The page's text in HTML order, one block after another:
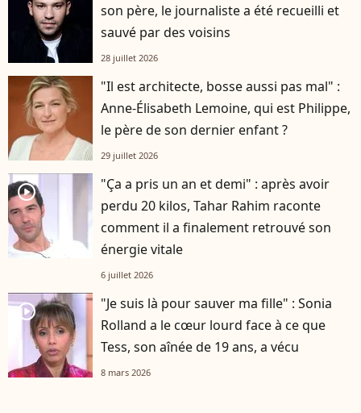
son père, le journaliste a été recueilli et
sauvé par des voisins
28 juillet 2026
"Il est architecte, bosse aussi pas mal" :
Anne-Élisabeth Lemoine, qui est Philippe,
le père de son dernier enfant ?
29 juillet 2026
player2
"Ça a pris un an et demi" : après avoir
perdu 20 kilos, Tahar Rahim raconte
comment il a finalement retrouvé son
énergie vitale
6 juillet 2026
player2
"Je suis là pour sauver ma fille" : Sonia
Rolland a le cœur lourd face à ce que
Tess, son aînée de 19 ans, a vécu
8 mars 2026